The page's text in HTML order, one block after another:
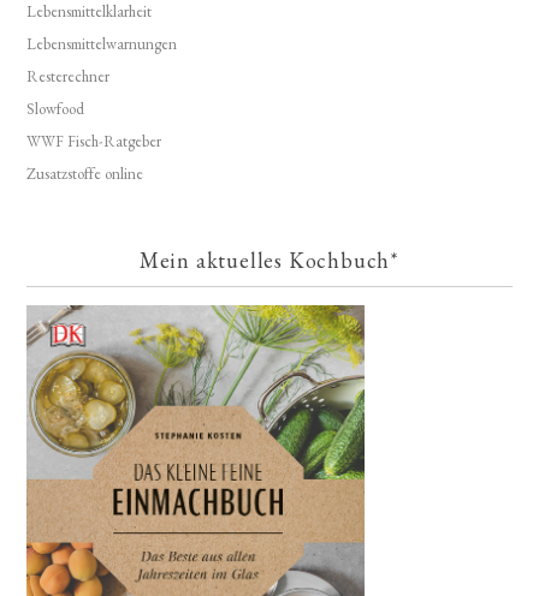
Lebensmittelklarheit
Lebensmittelwarnungen
Resterechner
Slowfood
WWF Fisch-Ratgeber
Zusatzstoffe online
Mein aktuelles Kochbuch*